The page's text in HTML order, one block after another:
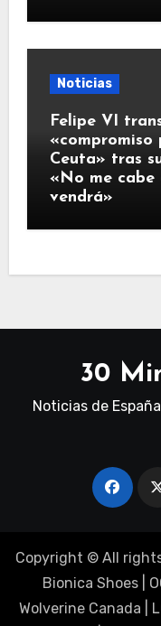
Noticias
Felipe VI
«compromiso
Ceuta» tras
«No me cabe
vendrá»
30
Noticias de
Copyright © All
Bionica Shoes
Wolverine Canada